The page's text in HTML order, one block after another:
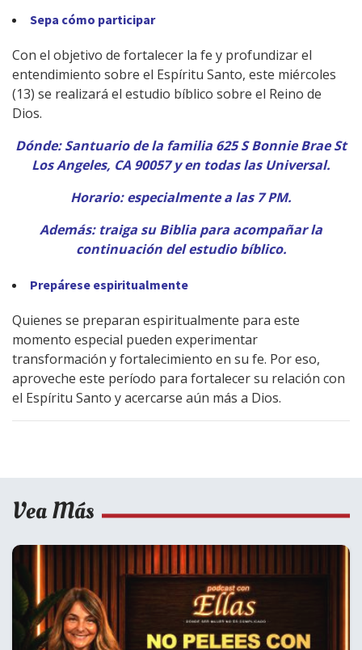
Sepa cómo participar
Con el objetivo de fortalecer la fe y profundizar el
entendimiento sobre el Espíritu Santo, este miércoles
(13) se realizará el estudio bíblico sobre el Reino de
Dios.
Dónde: Santuario de la familia 625 S Bonnie Brae St
Los Angeles, CA 90057 y en todas las Universal.
Horario: especialmente a las 7 PM.
Además: traiga su Biblia para acompañar la
continuación del estudio bíblico.
Prepárese espiritualmente
Quienes se preparan espiritualmente para este
momento especial pueden experimentar
transformación y fortalecimiento en su fe. Por eso,
aproveche este período para fortalecer su relación con
el Espíritu Santo y acercarse aún más a Dios.
Vea Más